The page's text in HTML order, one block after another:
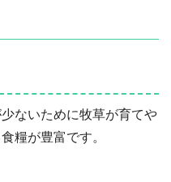
ないために牧草が育てや
糧が豊富です。